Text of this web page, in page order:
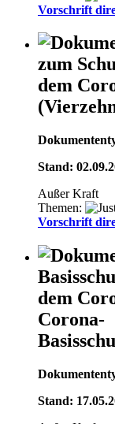
Vorschrift
zum
dem
Stand:
Außer Kraft
Themen:
Vorschrift
dem
Corona-
Stand: